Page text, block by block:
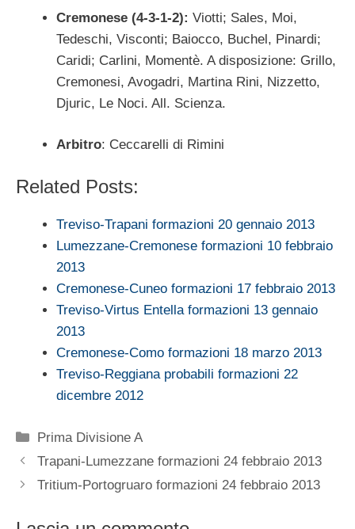
Cremonese (4-3-1-2): Viotti; Sales, Moi,
Tedeschi, Visconti; Baiocco, Buchel, Pinardi;
Caridi; Carlini, Momentè. A disposizione: Grillo,
Cremonesi, Avogadri, Martina Rini, Nizzetto,
Djuric, Le Noci. All. Scienza.
Arbitro: Ceccarelli di Rimini
Related Posts:
Treviso-Trapani formazioni 20 gennaio 2013
Lumezzane-Cremonese formazioni 10 febbraio
2013
Cremonese-Cuneo formazioni 17 febbraio 2013
Treviso-Virtus Entella formazioni 13 gennaio
2013
Cremonese-Como formazioni 18 marzo 2013
Treviso-Reggiana probabili formazioni 22
dicembre 2012
Categorie
Prima Divisione A
Trapani-Lumezzane formazioni 24 febbraio 2013
Tritium-Portogruaro formazioni 24 febbraio 2013